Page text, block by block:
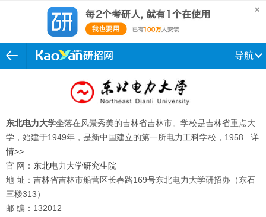
导航
东北电力大学坐落在风景秀美的吉林省吉林市。学校是吉林省重点大
学，始建于1949年，是新中国建立的第一所电力工科学校，1958... 详
情>>
官 网： 东北电力大学研究生院
地 址：吉林省吉林市船营区长春路169号东北电力大学研招办（东石
三楼313）
邮 编：132012